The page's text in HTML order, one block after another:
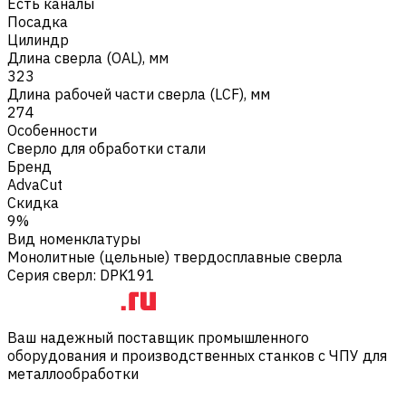
Посадка
Цилиндр
Длина сверла (OAL), мм
323
Длина рабочей части сверла (LCF), мм
274
Особенности
Сверло для обработки стали
Бренд
AdvaCut
Скидка
9%
Вид номенклатуры
Монолитные (цельные) твердосплавные сверла
Серия сверл: DPK191
Ваш надежный поставщик промышленного
оборудования и производственных станков с ЧПУ для
металлообработки